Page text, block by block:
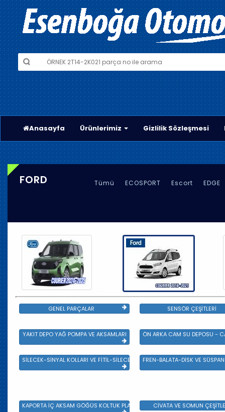
Anasayfa Ürünlerimiz Gizlilik Sözleşmesi
FORD Tümü ECOSPORT Escort EDGE
GENEL PARÇALAR SENSÖR ÇEŞİTLERİ
YAKIT DEPO YAĞ POMPA VE AKSAMLARI ÖN ARKA CAM SU DEPOSU -
SİLECEK-SİNYAL KOLLARI VE FİTİL-SİLECEK ÇEŞİTLERİFREN-BALATA-DİSK VE
KAPORTA İÇ AKSAM GÖĞÜS KOLTUK PLASTİK VE SAC AKSAM
CİVATA VE SOMUN